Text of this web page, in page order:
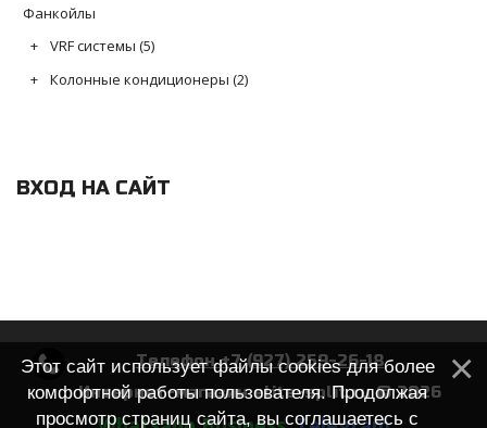
Фанкойлы
VRF системы (5)
Колонные кондиционеры (2)
ВХОД НА САЙТ
Телефон +7 (927) 259-26-18
Интернет-магазин elite-split.ru © 2026
Этот сайт использует файлы cookies для более
комфортной работы пользователя. Продолжая
просмотр страниц сайта, вы соглашаетесь с